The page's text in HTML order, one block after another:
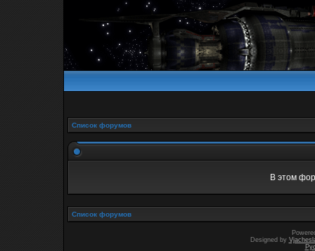
Список форумов
В этом
Список форумов
Designed by